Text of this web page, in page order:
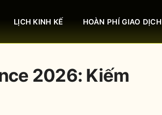
LỊCH KINH KẾ HOÀN PHÍ GIAO DỊCH
2026: Kiếm